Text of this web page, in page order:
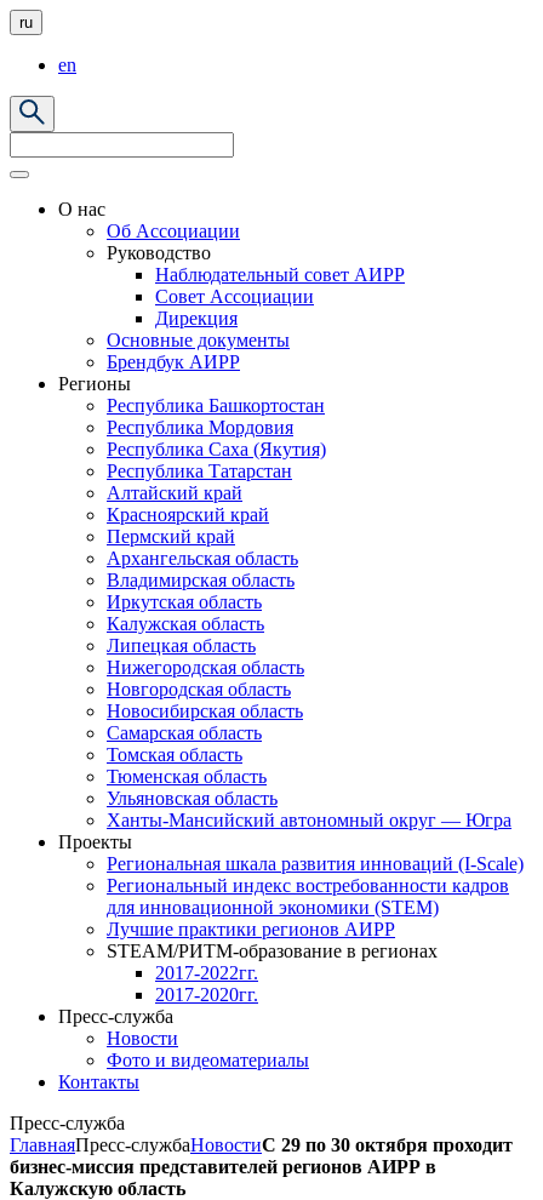
ru
en
О нас
Об Ассоциации
Руководство
Наблюдательный совет АИРР
Совет Ассоциации
Дирекция
Основные документы
Брендбук АИРР
Регионы
Республика Башкортостан
Республика Мордовия
Республика Саха (Якутия)
Республика Татарстан
Алтайский край
Красноярский край
Пермский край
Архангельская область
Владимирская область
Иркутская область
Калужская область
Липецкая область
Нижегородская область
Новгородская область
Новосибирская область
Самарская область
Томская область
Тюменская область
Ульяновская область
Ханты-Мансийский автономный округ — Югра
Проекты
Региональная шкала развития инноваций (I-Scale)
Региональный индекс востребованности кадров
для инновационной экономики (STEM)
Лучшие практики регионов АИРР
STEAM/РИТМ-образование в регионах
2017-2022гг.
2017-2020гг.
Пресс-служба
Новости
Фото и видеоматериалы
Контакты
Пресс-служба
ГлавнаяПресс-службаНовостиС 29 по 30 октября проходит
бизнес-миссия представителей регионов АИРР в
Калужскую область